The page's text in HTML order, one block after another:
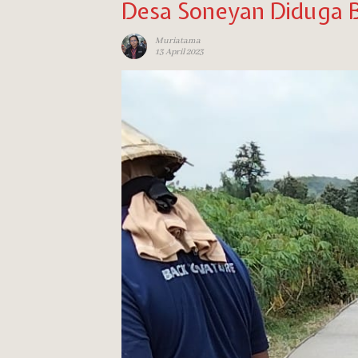
Desa Soneyan Diduga
Muriatama
13 April 2023